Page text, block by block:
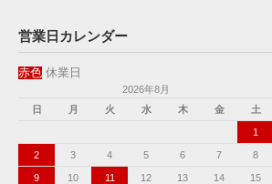
営業日カレンダー
赤色 休業日
2026年8月
日
月 火 水 木 金 土
1
2 3 4 5 6 7 8
9 10 11 12 13 14 15